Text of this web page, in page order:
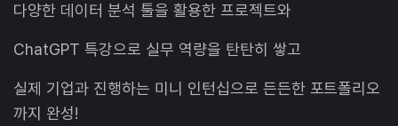
다양한 데이터 분석 툴을 활용한 프로젝트와
ChatGPT 특강으로 실무 역량을 탄탄히 쌓고
실제 기업과 진행하는 미니 인턴십으로 든든한 포트폴리오
까지 완성!